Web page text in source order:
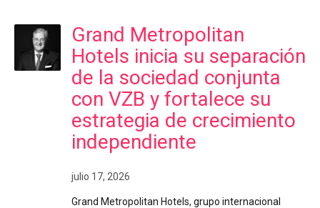
Grand Metropolitan
Hotels inicia su separación
de la sociedad conjunta
con VZB y fortalece su
estrategia de crecimiento
independiente
julio 17, 2026
Grand Metropolitan Hotels, grupo internacional